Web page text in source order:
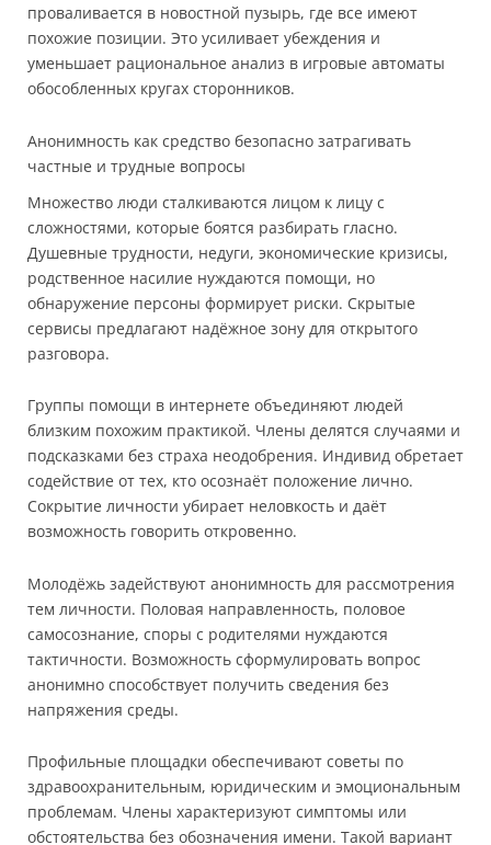
проваливается в новостной пузырь, где все имеют
похожие позиции. Это усиливает убеждения и
уменьшает рациональное анализ в игровые автоматы
обособленных кругах сторонников.
Анонимность как средство безопасно затрагивать
частные и трудные вопросы
Множество люди сталкиваются лицом к лицу с
сложностями, которые боятся разбирать гласно.
Душевные трудности, недуги, экономические кризисы,
родственное насилие нуждаются помощи, но
обнаружение персоны формирует риски. Скрытые
сервисы предлагают надёжное зону для открытого
разговора.
Группы помощи в интернете объединяют людей
близким похожим практикой. Члены делятся случаями и
подсказками без страха неодобрения. Индивид обретает
содействие от тех, кто осознаёт положение лично.
Сокрытие личности убирает неловкость и даёт
возможность говорить откровенно.
Молодёжь задействуют анонимность для рассмотрения
тем личности. Половая направленность, половое
самосознание, споры с родителями нуждаются
тактичности. Возможность сформулировать вопрос
анонимно способствует получить сведения без
напряжения среды.
Профильные площадки обеспечивают советы по
здравоохранительным, юридическим и эмоциональным
проблемам. Члены характеризуют симптомы или
обстоятельства без обозначения имени. Такой вариант